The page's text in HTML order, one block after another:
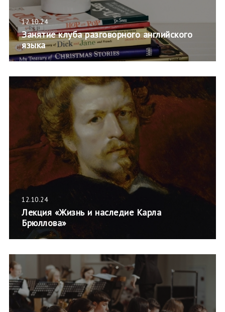
12.10.24
Занятие клуба разговорного английского
языка
12.10.24
Лекция «Жизнь и наследие Карла
Брюллова»